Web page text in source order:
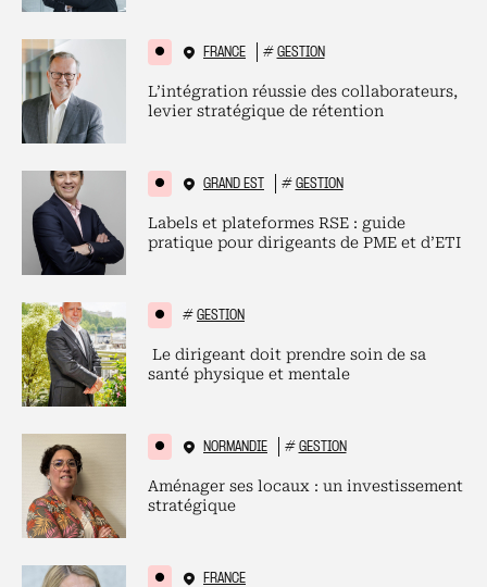
FRANCE # GESTION
L’intégration réussie des collaborateurs,
levier stratégique de rétention
GRAND EST # GESTION
Labels et plateformes RSE : guide
pratique pour dirigeants de PME et d’ETI
# GESTION
Le dirigeant doit prendre soin de sa
santé physique et mentale
NORMANDIE # GESTION
Aménager ses locaux : un investissement
stratégique
FRANCE